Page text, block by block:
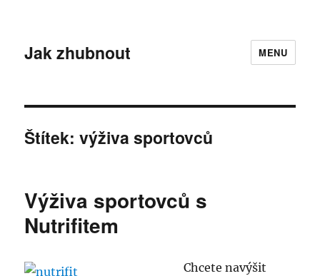
Jak zhubnout MENU
Štítek:výživa sportovců
Výživa sportovců s
Nutrifitem
Chcete navýšit